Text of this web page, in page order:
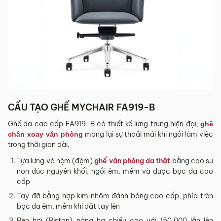
CẤU TẠO GHẾ MYCHAIR FA919-B
Ghế da cao cấp FA919-B có thiết kế lưng trung hiện đại, ghế
chân xoay văn phòng mang lại sự thoải mái khi ngồi làm việc
trong thời gian dài.
Tựa lưng và nệm (đệm)ghế văn phòng da thật bằng cao su
non đúc nguyên khối, ngồi êm, mềm và được bọc da cao
cấp
Tay đỡ bằng hợp kim nhôm đánh bóng cao cấp, phía trên
bọc da êm, mềm khi đặt tay lên
Sản phẩm hư hỏng trong quá trình vận chuyển (rách, xước,
Sản phẩm còn nguyên tình trạng ban đầu, chưa qua sử
dụng, còn nguyên chứng từ mua hàng do MyChair cung
cấp có chữ ký của bên bán và bên mua.
* Trường hợp khách hàng đổi trả sản phẩm mà chúng tôi
không còn sản phẩm thay thế, khách hàng không chọn được
đúng với số tiền đã mua sản phẩm hoặc Quý khách tiến hành
đặt hàng sản xuất theo yêu cầu.
4.2. Các trường hợp không được đổi trả sản
phẩm
hoặc tự ý sửa chữa mà không có sự đồng ý của nhà sản
xuất.
khách kiểm tra hàng không có bất kỳ lỗi sản phẩm nào và
đã ký vào biên bản nghiệm thu.